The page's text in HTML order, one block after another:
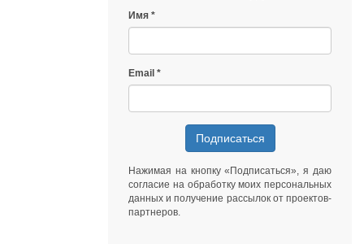
Имя
Email
Подписаться
Нажимая на кнопку «Подписаться», я даю
согласие на обработку моих персональных
данных и получение рассылок от проектов-
партнеров